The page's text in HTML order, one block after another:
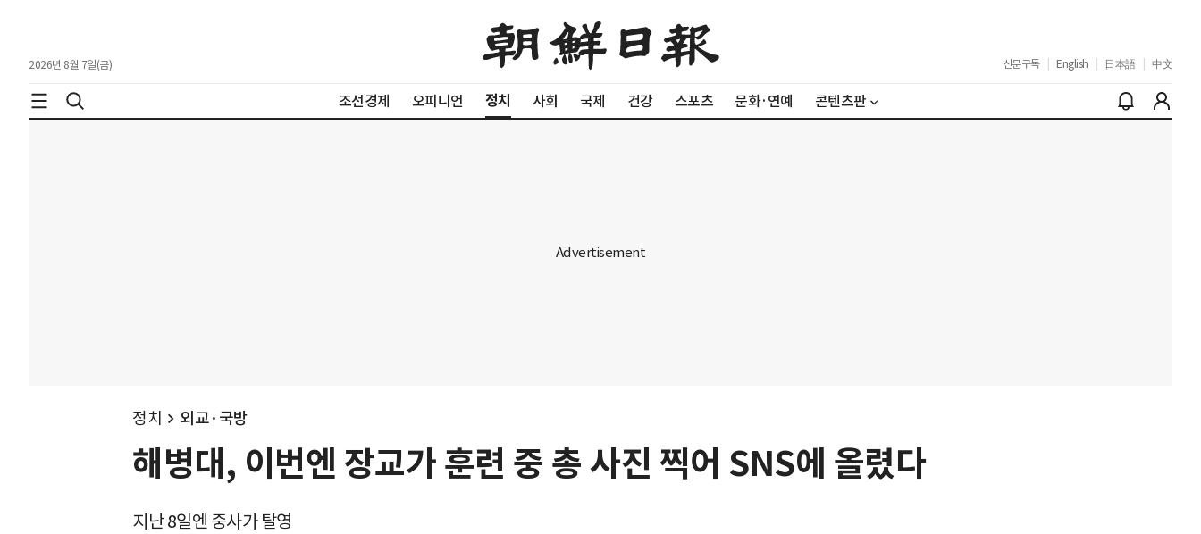
2026년 8월 7일(금) 신문구독 English 日本語 中文
조선경제 오피니언 정치 사회 국제 건강 스포츠 문화·연예 콘텐츠판
정치 외교·국방
해병대, 이번엔 장교가 훈련 중 총 사진 찍어 SNS에 올렸다
지난 8일엔 중사가 탈영